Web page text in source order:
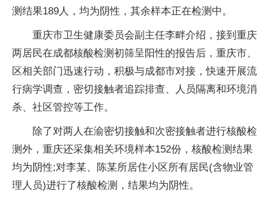
测结果189人，均为阴性，其余样本正在检测中。
重庆市卫生健康委员会副主任李畔介绍，接到重庆
两居民在成都核酸检测初筛呈阳性的报告后，重庆市、
区相关部门迅速行动，积极与成都市对接，快速开展流
行病学调查，密切接触者追踪排查、人员隔离和环境消
杀、社区管控等工作。
除了对两人在渝密切接触和次密接触者进行核酸检
测外，重庆还采集相关环境样本152份，核酸检测结果
均为阴性;对李某、陈某所居住小区所有居民(含物业管
理人员)进行了核酸检测，结果均为阴性。